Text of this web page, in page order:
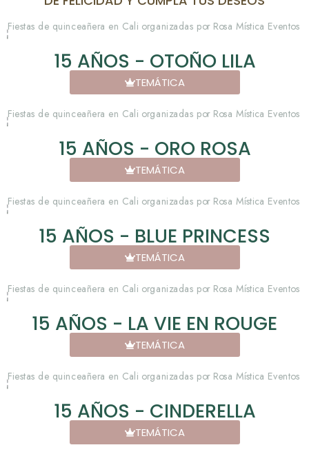
15 AÑOS - OTOÑO LILA
TEMÁTICA
15 AÑOS - ORO ROSA
TEMÁTICA
15 AÑOS - BLUE PRINCESS
TEMÁTICA
15 AÑOS - LA VIE EN ROUGE
TEMÁTICA
15 AÑOS - CINDERELLA
TEMÁTICA